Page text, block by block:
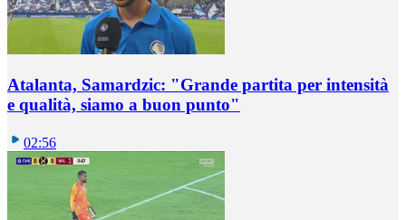
Atalanta, Samardzic: "Grande partita per intensità
e qualità, siamo a buon punto"
02:56